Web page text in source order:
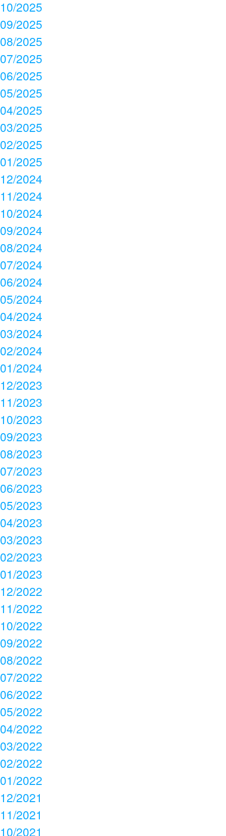
10/2025
09/2025
08/2025
07/2025
06/2025
05/2025
04/2025
03/2025
02/2025
01/2025
12/2024
11/2024
10/2024
09/2024
08/2024
07/2024
06/2024
05/2024
04/2024
03/2024
02/2024
01/2024
12/2023
11/2023
10/2023
09/2023
08/2023
07/2023
06/2023
05/2023
04/2023
03/2023
02/2023
01/2023
12/2022
11/2022
10/2022
09/2022
08/2022
07/2022
06/2022
05/2022
04/2022
03/2022
02/2022
01/2022
12/2021
11/2021
10/2021